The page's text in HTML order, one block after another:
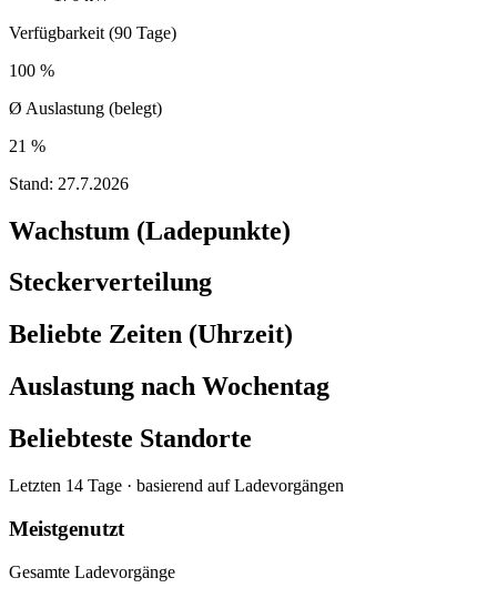
Verfügbarkeit (90 Tage)
100 %
Ø Auslastung (belegt)
21 %
Stand: 27.7.2026
Wachstum (Ladepunkte)
Steckerverteilung
Beliebte Zeiten (Uhrzeit)
Auslastung nach Wochentag
Beliebteste Standorte
Letzten 14 Tage · basierend auf Ladevorgängen
Meistgenutzt
Gesamte Ladevorgänge